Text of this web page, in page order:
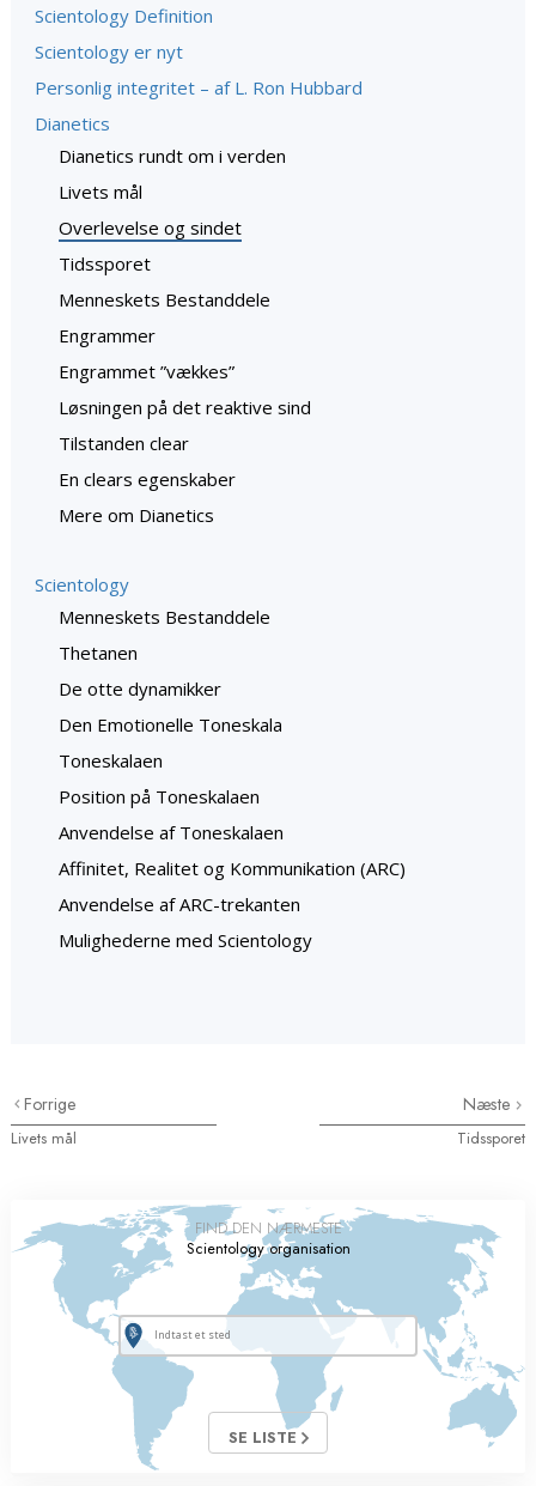
Scientology Definition
Scientology er nyt
Personlig integritet – af L. Ron Hubbard
Dianetics
Dianetics rundt om i verden
Livets mål
Overlevelse og sindet
Tidssporet
Menneskets Bestanddele
Engrammer
Engrammet ”vækkes”
Løsningen på det reaktive sind
Tilstanden clear
En clears egenskaber
Mere om Dianetics
Scientology
Menneskets Bestanddele
Thetanen
De otte dynamikker
Den Emotionelle Toneskala
Toneskalaen
Position på Toneskalaen
Anvendelse af Toneskalaen
Affinitet, Realitet og Kommunikation (ARC)
Anvendelse af ARC-trekanten
Mulighederne med Scientology
Forrige
Livets mål
Næste
Tidssporet
FIND DEN NÆRMESTE
Scientology organisation
SE LISTE